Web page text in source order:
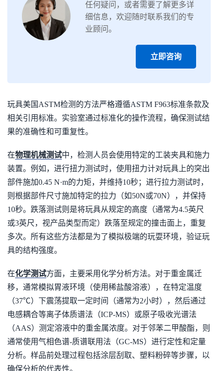
任何疑问，或者需要了解更多详
细信息，欢迎随时联系我们的专
业顾问。
立即咨询
玩具美国ASTM检测的方法严格遵循ASTM F963标准条款及
相关引用标准。实验室通过标准化的操作流程，确保测试结
果的准确性和可重复性。
在物理机械测试中，检测人员会使用特定的工装夹具和施力
装置。例如，进行扭力测试时，使用扭力计对玩具上的突出
部件施加0.45 N·m的力矩，并维持10秒；进行拉力测试时，
则根据部件尺寸施加特定的拉力（如50N或70N），并保持
10秒。跌落测试则是将玩具从规定的高度（通常为4.5英尺
或3英尺，视产品类型而定）跌落至规定的撞击面上，重复
多次。所有这些方法都是为了模拟极端的玩耍环境，验证玩
具的结构强度。
在化学测试方面，主要采用化学分析方法。对于重金属迁
移，通常模拟胃液环境（使用稀盐酸溶液），在特定温度
（37℃）下震荡提取一定时间（通常为2小时），然后通过
电感耦合等离子体质谱法（ICP-MS）或原子吸收光谱法
（AAS）测定溶液中的重金属浓度。对于邻苯二甲酸酯，则
通常使用气相色谱-质谱联用法（GC-MS）进行定性和定量
分析。样品前处理过程包括涂层刮取、塑料粉碎等步骤，以
确保分析的代表性。